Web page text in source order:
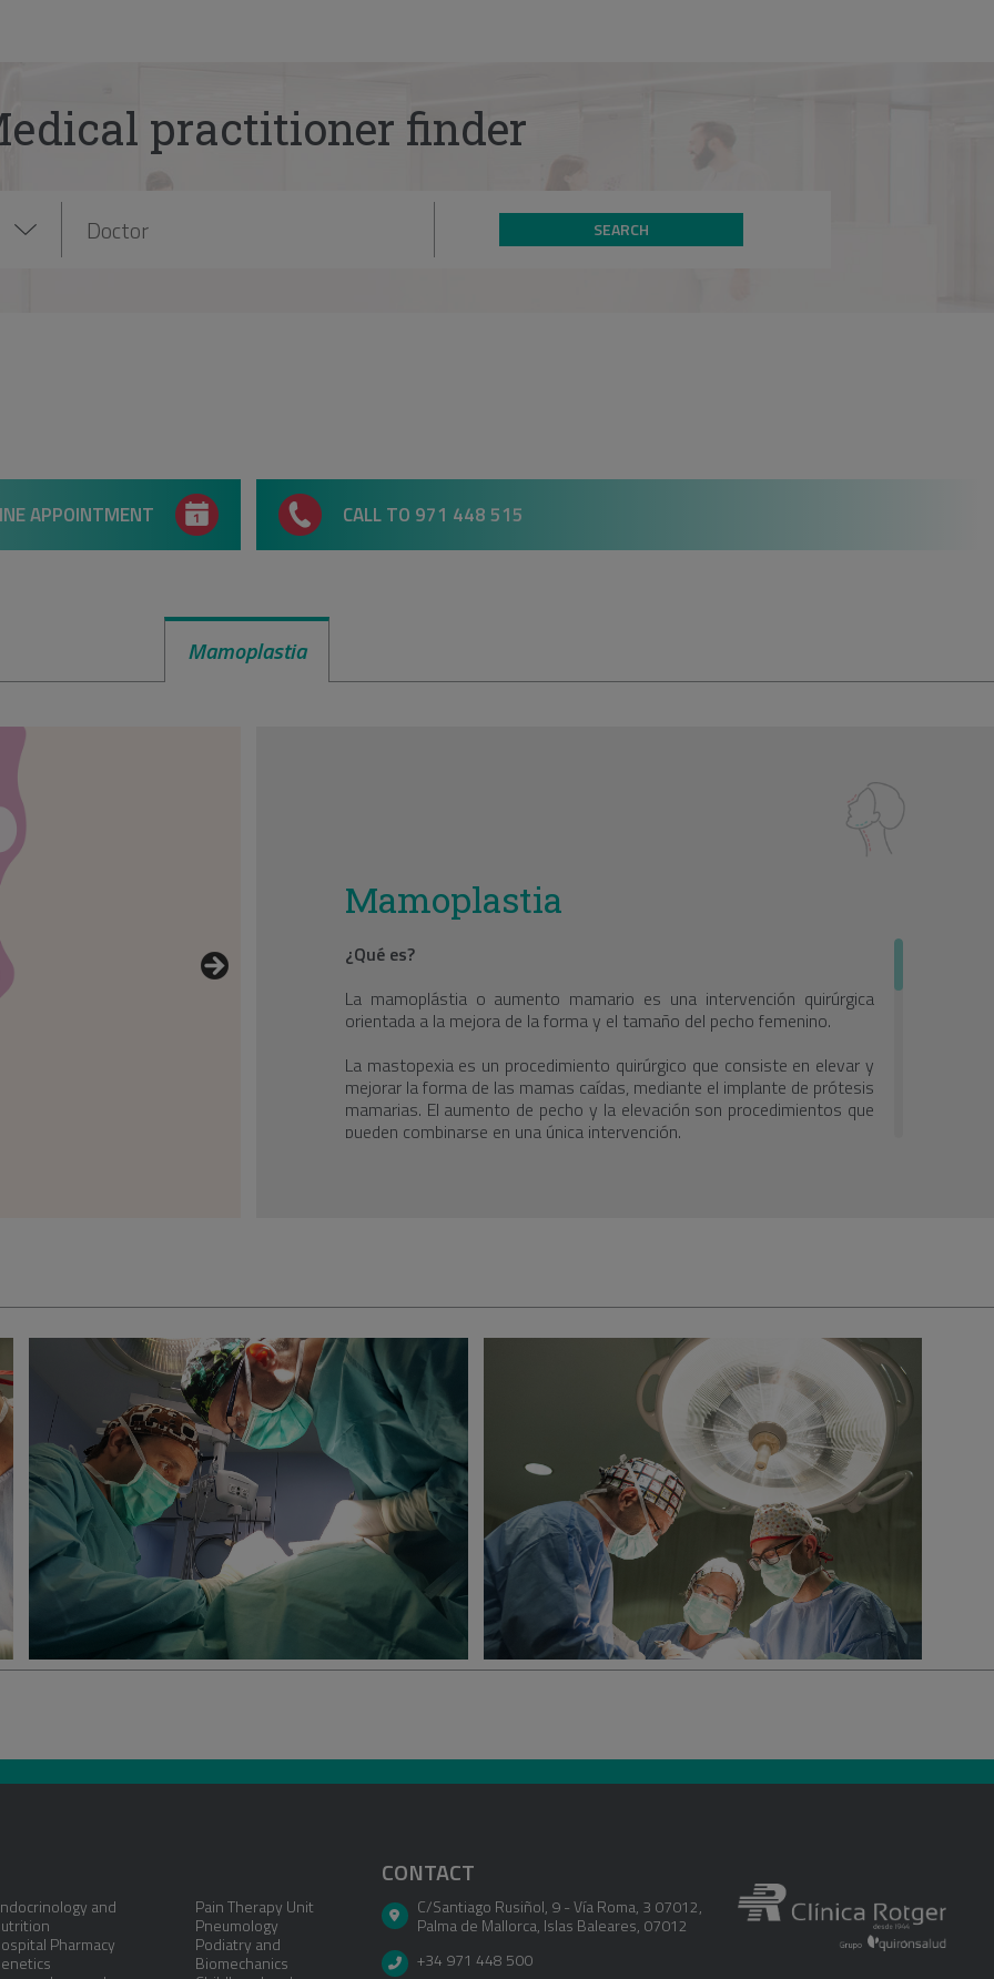
practitioner finder
SEARCH
APPOINTMENT CALL TO 971 448 515
Mamoplastia
Mamoplastia
¿Qué es?
La mamoplástia o aumento mamario es una intervención quirúrgica
orientada a la mejora de la forma y el tamaño del pecho femenino.
La mastopexia es un procedimiento quirúrgico que consiste en elevar y
mejorar la forma de las mamas caídas, mediante el implante de prótesis
mamarias. El aumento de pecho y la elevación son procedimientos que
pueden combinarse en una única intervención.
La cirugía tiene una duración de entre 1 y 2 horas. La realizan
especialistas acreditados con formación reglada, en un centro
hospitalario con quirófanos específicos y equipos de intensivistas y
reanimación coordinados para intervenir frente a cualquier
contratiempo.
Después de la cirugía
Una vez realizada la intervención la paciente recupera su vida normal a
los 7 días. Si bien inicialmente, se requiere contar con ayuda. Las
molestias propias de la intervención se suavizan con la prescripción de
analgésicos y remiten progresivamente.
Fuente:Web de la SECPRE (Sociedad Española de Cirugía Plástica,
Reparadora y Estética).
and
Pharmacy
Pain Therapy Unit
Pneumology
Podiatry and
Biomechanics
CONTACT
C/Santiago Rusiñol, 9 - Vía Roma, 3 07012,
Palma de Mallorca, Islas Baleares, 07012
+34 971 448 500